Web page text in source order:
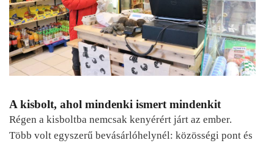
A kisbolt, ahol mindenki ismert mindenkit
Régen a kisboltba nemcsak kenyérért járt az ember.
Több volt egyszerű bevásárlóhelynél: közösségi pont és